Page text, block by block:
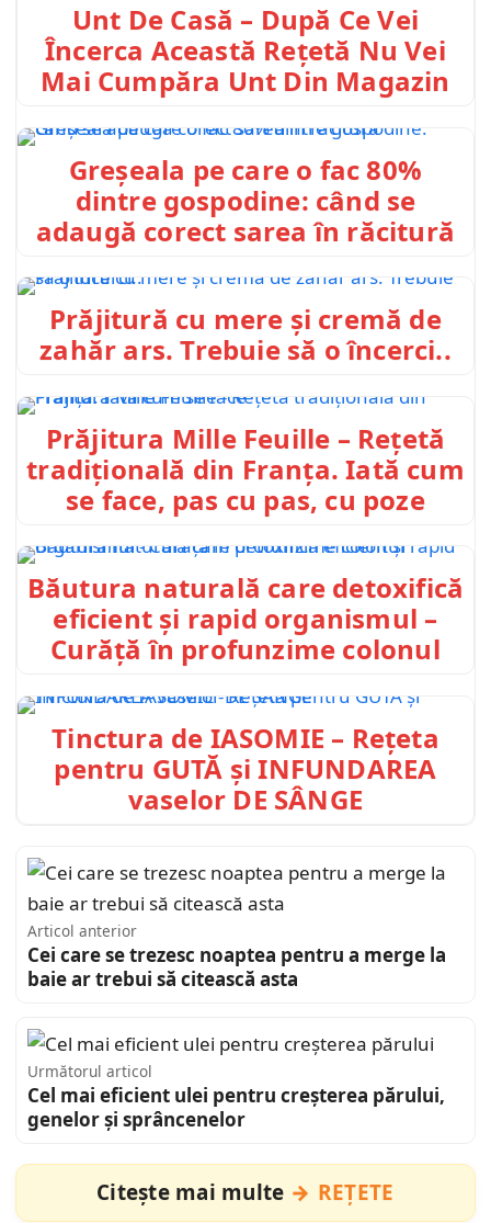
Unt De Casă – După Ce Vei
Încerca Această Rețetă Nu Vei
Mai Cumpăra Unt Din Magazin
Greșeala pe care o fac 80%
dintre gospodine: când se
adaugă corect sarea în răcitură
Prăjitură cu mere și cremă de
zahăr ars. Trebuie să o încerci..
Prăjitura Mille Feuille – Rețetă
tradițională din Franța. Iată cum
se face, pas cu pas, cu poze
Băutura naturală care detoxifică
eficient și rapid organismul –
Curăță în profunzime colonul
Tinctura de IASOMIE – Rețeta
pentru GUTĂ și INFUNDAREA
vaselor DE SÂNGE
Articol anterior
Cei care se trezesc noaptea pentru a merge la
baie ar trebui să citească asta
Următorul articol
Cel mai eficient ulei pentru creșterea părului,
genelor și sprâncenelor
Citește mai multe REȚETE